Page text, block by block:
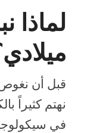
قبل أن نغوص
نهتم كثيراً
في